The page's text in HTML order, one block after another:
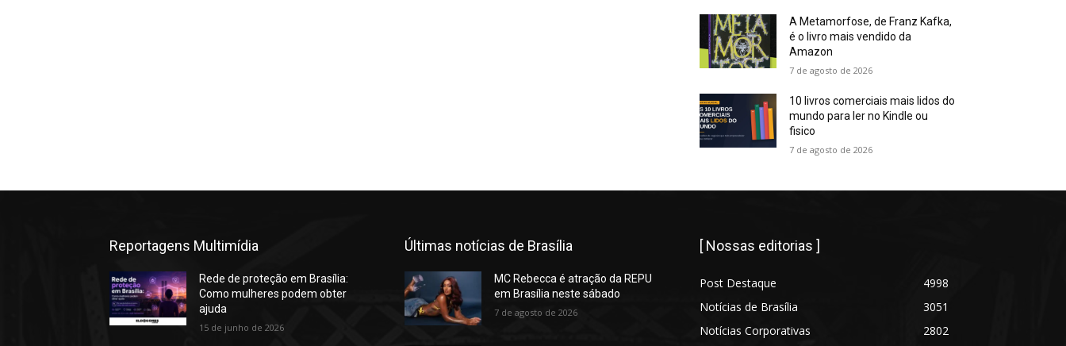
A Metamorfose, de Franz Kafka,
é o livro mais vendido da
Amazon
7 de agosto de 2026
10 livros comerciais mais lidos do
mundo para ler no Kindle ou
fisico
7 de agosto de 2026
Reportagens Multimídia
Rede de proteção em Brasília:
Como mulheres podem obter
ajuda
15 de junho de 2026
Últimas notícias de Brasília
MC Rebecca é atração da REPU
em Brasília neste sábado
7 de agosto de 2026
[ Nossas editorias ]
Post Destaque
4998
Notícias de Brasília
3051
Notícias Corporativas
2802